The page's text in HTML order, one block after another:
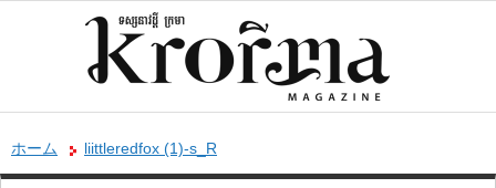
ホーム liittleredfox (1)-s_R